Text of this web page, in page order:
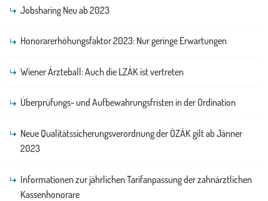
Jobsharing Neu ab 2023
Honorarerhöhungsfaktor 2023: Nur geringe Erwartungen
Wiener Ärzteball: Auch die LZÄK ist vertreten
Überprüfungs- und Aufbewahrungsfristen in der Ordination
Neue Qualitätssicherungsverordnung der ÖZÄK gilt ab Jänner
2023
Informationen zur jährlichen Tarifanpassung der zahnärztlichen
Kassenhonorare